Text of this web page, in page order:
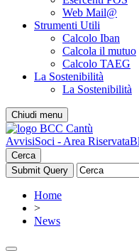
Web Mail@
Strumenti Utili
Calcolo Iban
Calcola il mutuo
Calcolo TAEG
La Sostenibilità
La Sostenibilità
Chiudi menu
AvvisiSoci - Area Riservata
Cerca
Home
>
News